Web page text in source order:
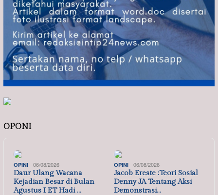
OPONI
OPINI 06/08/2026
Daur Ulang Wacana
Kejadian Besar di Bulan
Agustus I ET Hadi …
OPINI 06/08/2026
Jacob Ereste :Teori Sosial
Denny JA Tentang Aksi
Demonstrasi…